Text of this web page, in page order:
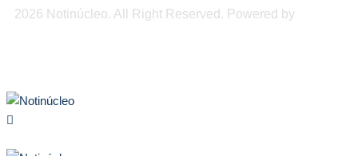
2026 Notinúcleo. All Right Reserved. Powered by